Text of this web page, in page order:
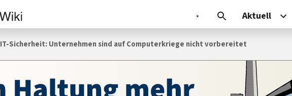
Aktuell
IT-Sicherheit: Unternehmen sind auf Computerkriege nicht vorbereitet